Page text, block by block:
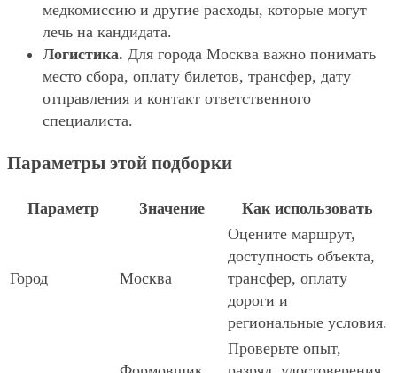
медкомиссию и другие расходы, которые могут
лечь на кандидата.
Логистика. Для города Москва важно понимать
место сбора, оплату билетов, трансфер, дату
отправления и контакт ответственного
специалиста.
Параметры этой подборки
Параметр Значение Как использовать
Город Москва
Оцените маршрут,
доступность объекта,
трансфер, оплату
дороги и
региональные условия.
Проверьте опыт,